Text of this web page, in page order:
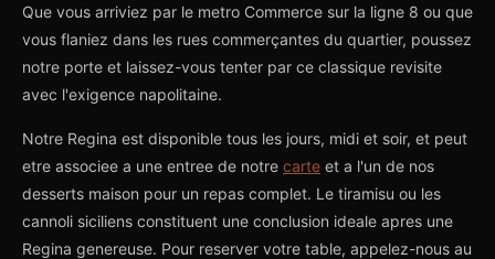
Que vous arriviez par le metro Commerce sur la ligne 8 ou que
vous flaniez dans les rues commerçantes du quartier, poussez
notre porte et laissez-vous tenter par ce classique revisite
avec l'exigence napolitaine.
Notre Regina est disponible tous les jours, midi et soir, et peut
etre associee a une entree de notre carte et a l'un de nos
desserts maison pour un repas complet. Le tiramisu ou les
cannoli siciliens constituent une conclusion ideale apres une
Regina genereuse. Pour reserver votre table, appelez-nous au